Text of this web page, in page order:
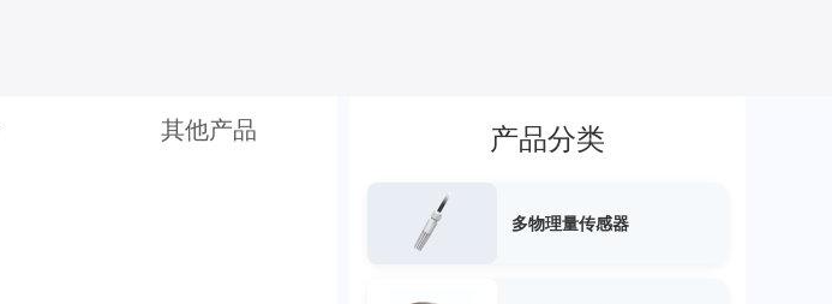
其他产品 产品分类
多物理量传感器